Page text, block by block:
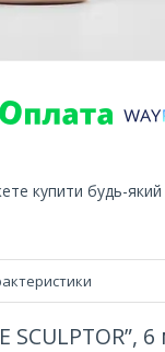
купити будь-
6